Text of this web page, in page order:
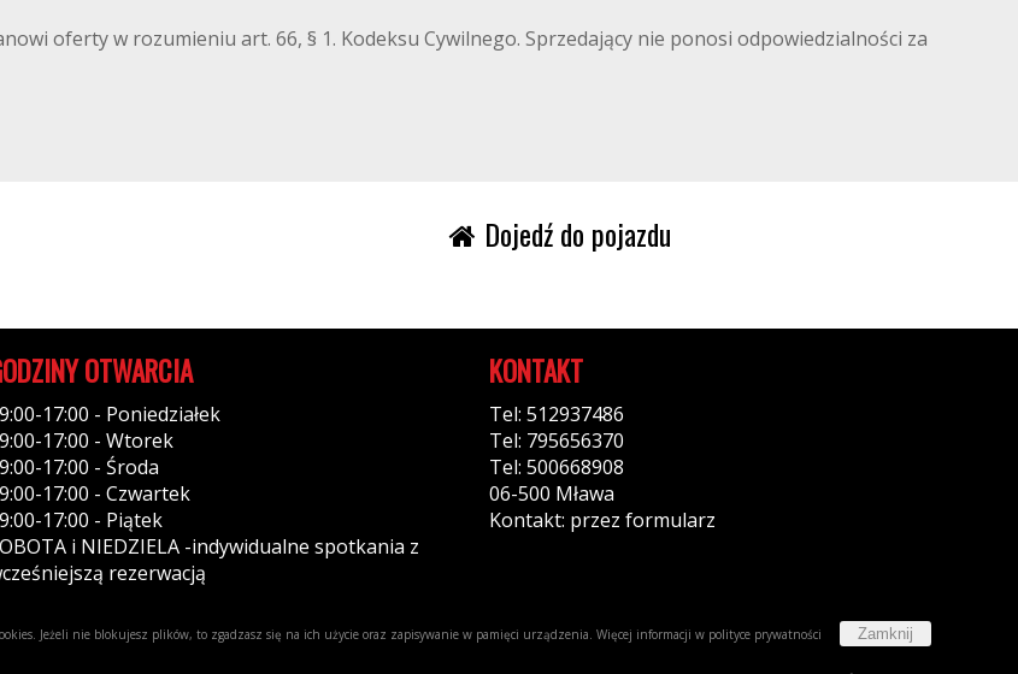
oferty w rozumieniu art. 66, § 1. Kodeksu Cywilnego. Sprzedający nie ponosi odpowiedzialności za
Dojedź do pojazdu
OTWARCIA
17:00 - Poniedziałek
17:00 - Wtorek
17:00 - Środa
17:00 - Czwartek
17:00 - Piątek
i NIEDZIELA -indywidualne spotkania z
rezerwacją
KONTAKT
Tel: 512937486
Tel: 795656370
Tel: 500668908
06-500 Mława
Kontakt: przez formularz
Jeżeli nie blokujesz plików, to zgadzasz się na ich użycie oraz zapisywanie w pamięci urządzenia. Więcej informacji w polityce prywatności Zamknij